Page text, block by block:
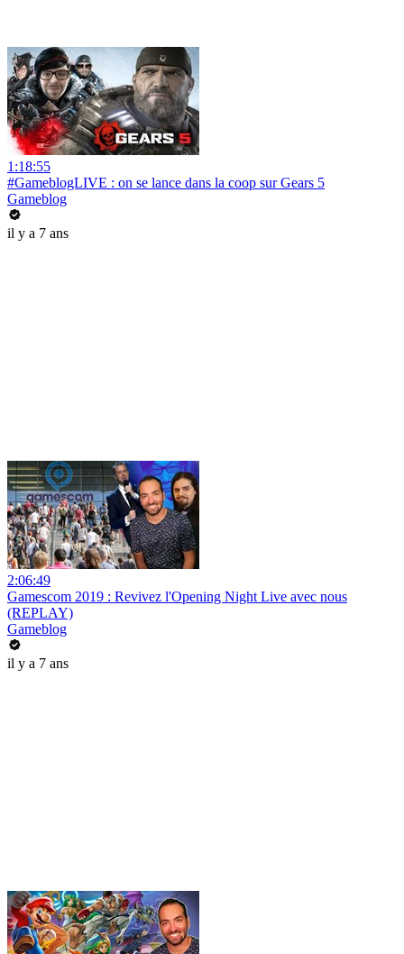
1:18:55
#GameblogLIVE : on se lance dans la coop sur Gears 5
Gameblog
il y a 7 ans
2:06:49
Gamescom 2019 : Revivez l'Opening Night Live avec nous
(REPLAY)
Gameblog
il y a 7 ans